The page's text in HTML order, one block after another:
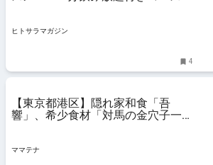
本木一丁目 │ ヒトサラマガジン
ヒトサラマガジン
4
【東京都港区】隠れ家和食「吾
響」、希少食材「対馬の金穴子一本
ママテナ